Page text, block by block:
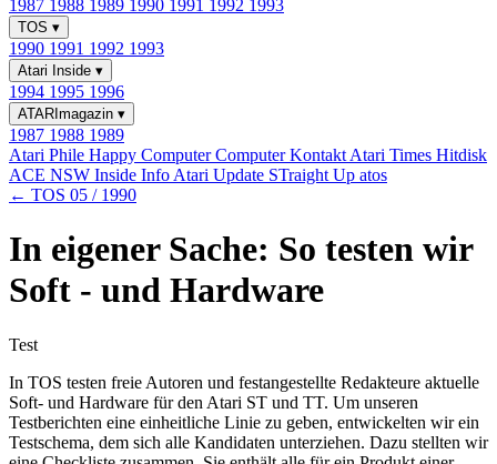
1987 1988 1989 1990 1991 1992 1993
TOS ▾
1990 1991 1992 1993
Atari Inside ▾
1994 1995 1996
ATARImagazin ▾
1987 1988 1989
Atari Phile Happy ComputerComputer Kontakt Atari Times Hitdisk
ACE NSW Inside Info Atari Update STraight Up atos
← TOS 05 / 1990
In eigener Sache: So testen wir
Soft - und Hardware
Test
In TOS testen freie Autoren und festangestellte Redakteure aktuelle
Soft- und Hardware für den Atari ST und TT. Um unseren
Testberichten eine einheitliche Linie zu geben, entwickelten wir ein
Testschema, dem sich alle Kandidaten unterziehen. Dazu stellten wir